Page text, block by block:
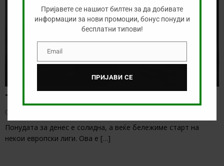
Тикет на денот (сабота, 08.08.2026)
Понудата за денес е солидна, а веќе бележиме старт на
некои европски лиги. Ова е […]
Пријавете се нашиот билтен за да добивате
информации за нови промоции, бонус понуди и
бесплатни типови!
EmailEmail
ПРИЈАВИ СЕ